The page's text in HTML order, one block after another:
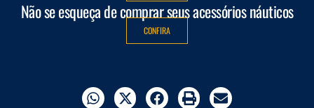
Não se esqueça de comprar seus acessórios náuticos
CONFIRA